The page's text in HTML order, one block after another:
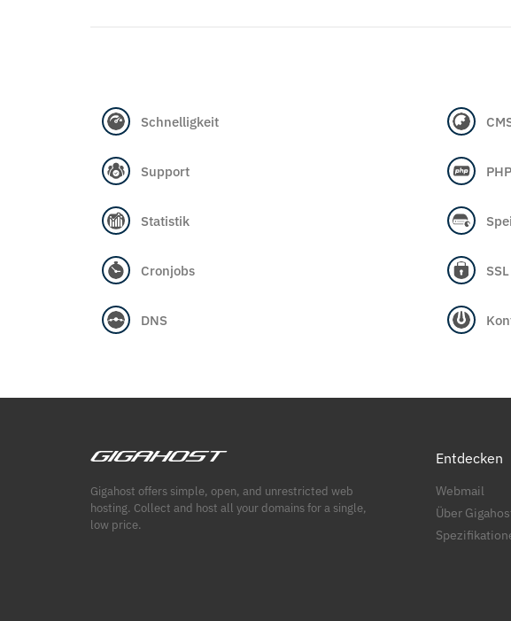
Schnelligkeit
Support
Statistik
Cronjobs
DNS
PHP
SSL
Gigahost offers simple, open, and unrestricted web
hosting. Collect and host all your domains for a single,
low price.
Entdecken
Webmail
Über